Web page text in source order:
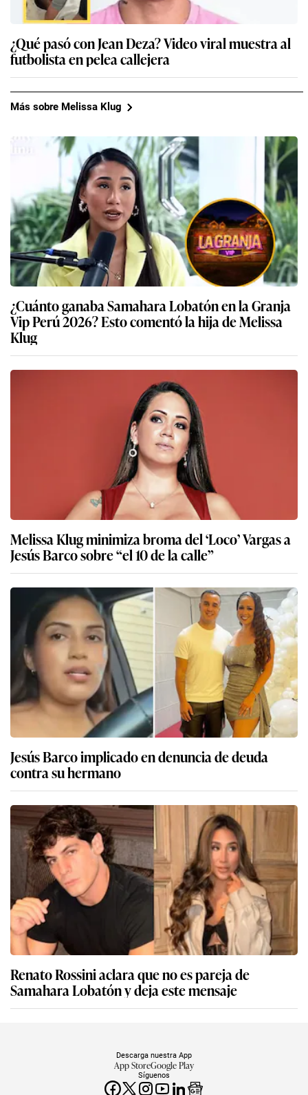
¿Qué pasó con Jean Deza? Video viral muestra al
futbolista en pelea callejera
Más sobre Melissa Klug
¿Cuánto ganaba Samahara Lobatón en la Granja
Vip Perú 2026? Esto comentó la hija de Melissa
Klug
Melissa Klug minimiza broma del ‘Loco’ Vargas a
Jesús Barco sobre “el 10 de la calle”
Jesús Barco implicado en denuncia de deuda
contra su hermano
Renato Rossini aclara que no es pareja de
Samahara Lobatón y deja este mensaje
Síguenos
Descarga nuestra App
App StoreGoogle Play